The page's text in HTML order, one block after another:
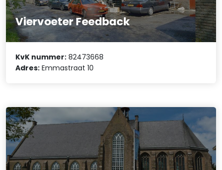
Viervoeter Feedback
KvK nummer: 82473668
Adres: Emmastraat 10